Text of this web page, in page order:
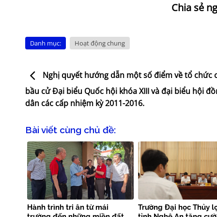
Danh mục: Hoạt động chung
Nghị quyết hướng dẫn một số điểm về tổ chức
bầu cử Đại biểu Quốc hội khóa XIII và đại biểu hội
dân các cấp nhiệm kỳ 2011-2016.
Bài viết cùng chủ đề:
Hành trình tri ân từ mái
Trường Đại học Thủy